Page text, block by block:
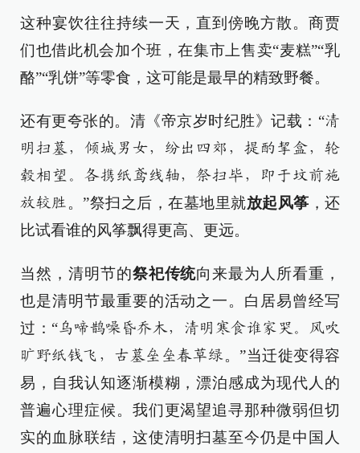
这种宴饮往往持续一天，直到傍晚方散。商贾
们也借此机会加个班，在集市上售卖“麦糕”“乳
酪”“乳饼”等零食，这可能是最早的精致野餐。
还有更夸张的。清《帝京岁时纪胜》记载：“清
明扫墓，倾城男女，纷出四郊，提酌挈盒，轮
毂相望。各携纸鸢线轴，祭扫毕，即于坟前施
放较胜 。”祭扫之后，在墓地里就放起风筝 ，还
比试看谁的风筝飘得更高、更远。
当然，清明节的祭祀传统向来最为人所看重，
也是清明节最重要的活动之一。白居易曾经写
过：“乌啼鹊噪昏乔木，清明寒食谁家哭。风吹
旷野纸钱飞，古墓垒垒春草绿。”当迁徙变得容
易，自我认知逐渐模糊，漂泊感成为现代人的
普遍心理症候。我们更渴望追寻那种微弱但切
实的血脉联结，这使清明扫墓至今仍是中国人